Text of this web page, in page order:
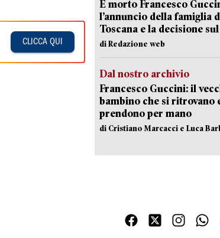
CLICCA QUI
È morto Francesco
l’annuncio della famiglia
Toscana e la decisione
di Redazione web
Dal nostro archivio
Francesco Guccini: il
bambino che si ritrovano
prendono per mano
di Cristiano Marcacci e Luca